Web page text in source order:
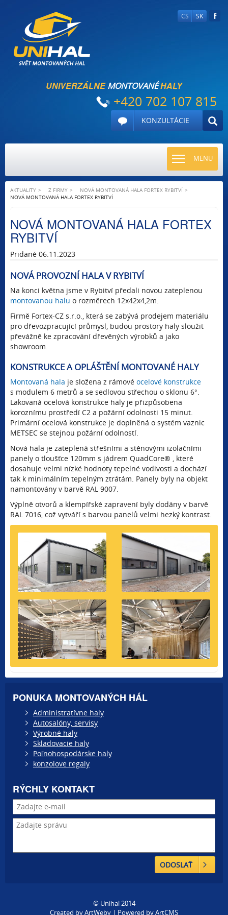
CS SK
UNIVERZÁLNEMONTOVANÉHALY
+420 702 107 815
KONZULTÁCIE
MENU
TOGGLE
AKTUALITY Z FIRMY
NOVÁ MONTOVANÁ HALA FORTEX RYBITVÍ
NOVÁ MONTOVANÁ HALA FORTEX RYBITVÍ
NOVÁ MONTOVANÁ HALA FORTEX
RYBITVÍ
Pridané 06.11.2023
NOVÁ PROVOZNÍ HALA V RYBITVÍ
Na konci května jsme v Rybitví předali novou zateplenou
montovanou halu o rozměrech 12x42x4,2m.
Firmě Fortex-CZ s.r.o., která se zabývá prodejem materiálu
pro dřevozpracující průmysl, budou prostory haly sloužit
převážně ke zpracování dřevěných výrobků a jako
showroom.
KONSTRUKCE A OPLÁŠTĚNÍ MONTOVANÉ HALY
Montovaná hala je složena z rámové ocelové konstrukce
s modulem 6 metrů a se sedlovou střechou o sklonu 6°.
Lakovaná ocelová konstrukce haly je přizpůsobena
koroznímu prostředí C2 a požární odolnosti 15 minut.
Primární ocelová konstrukce je doplněná o systém vaznic
METSEC se stejnou požární odolností.
Nová hala je zateplená střešními a stěnovými izolačními
panely o tloušťce 120mm s jádrem QuadCore® , které
dosahuje velmi nízké hodnoty tepelné vodivosti a dochází
tak k minimálním tepelným ztrátám. Panely byly na objekt
namontovány v barvě RAL 9007.
Výplně otvorů a klempířské zapravení byly dodány v barvě
RAL 7016, což vytváří s barvou panelů velmi hezký kontrast.
PONUKA MONTOVANÝCH HÁL
Administratívne haly
Autosalóny, servisy
Výrobné haly
Skladovacie haly
Poľnohospodárske haly
konzolove regaly
RÝCHLY KONTAKT
ODOSLAŤ
© Unihal 2014
Created byArtWeby | Powered byArtCMS